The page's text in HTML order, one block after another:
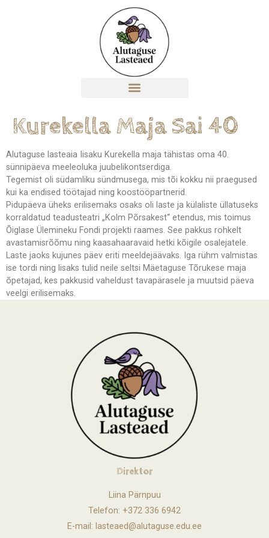
Kurekella Maja Sai 40
Alutaguse lasteaia Iisaku Kurekella maja tähistas oma 40.
sünnipäeva meeleoluka juubelikontserdiga.
Tegemist oli südamliku sündmusega, mis tõi kokku nii praegused
kui ka endised töötajad ning koostööpartnerid.
Pidupäeva üheks erilisemaks osaks oli laste ja külaliste üllatuseks
korraldatud teadusteatri „Kolm Põrsakest“ etendus, mis toimus
Õiglase Ülemineku Fondi projekti raames. See pakkus rohkelt
avastamisrõõmu ning kaasahaaravaid hetki kõigile osalejatele.
Laste jaoks kujunes päev eriti meeldejäävaks. Iga rühm valmistas
ise tordi ning lisaks tulid neile seltsi Mäetaguse Tõrukese maja
õpetajad, kes pakkusid vaheldust tavapärasele ja muutsid päeva
veelgi erilisemaks.
Direktor
Liina Pärnpuu
Telefon: +372 336 6942
E-mail: lasteaed@alutaguse.edu.ee